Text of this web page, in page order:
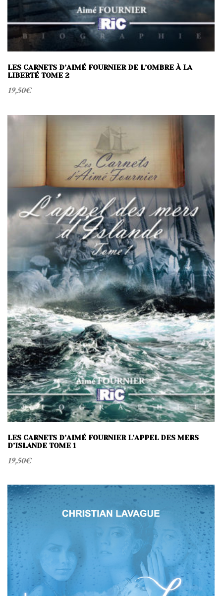
LES CARNETS D’AIMÉ FOURNIER DE L’OMBRE À LA
LIBERTÉ TOME 2
19,50€
LES CARNETS D’AIMÉ FOURNIER L’APPEL DES MERS
D’ISLANDE TOME 1
19,50€